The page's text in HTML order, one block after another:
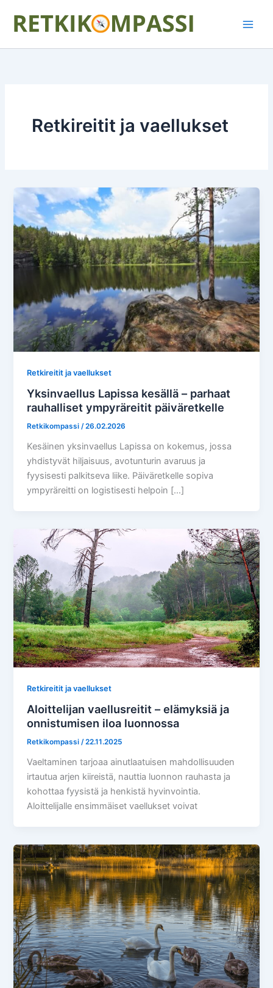
sisältöön
Retkireitit ja vaellukset
Retkireitit ja vaellukset
Yksinvaellus Lapissa kesällä – parhaat
rauhalliset ympyräreitit päiväretkelle
Retkikompassi/26.02.2026
Kesäinen yksinvaellus Lapissa on kokemus, jossa
yhdistyvät hiljaisuus, avotunturin avaruus ja
fyysisesti palkitseva liike. Päiväretkelle sopiva
ympyräreitti on logistisesti helpoin […]
Retkireitit ja vaellukset
Aloittelijan vaellusreitit – elämyksiä ja
onnistumisen iloa luonnossa
Retkikompassi/22.11.2025
Vaeltaminen tarjoaa ainutlaatuisen mahdollisuuden
irtautua arjen kiireistä, nauttia luonnon rauhasta ja
kohottaa fyysistä ja henkistä hyvinvointia.
Aloittelijalle ensimmäiset vaellukset voivat